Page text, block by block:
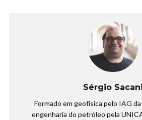
Sérgio Sacani
Formado em geofísica pelo IAG da
engenharia do petróleo pela